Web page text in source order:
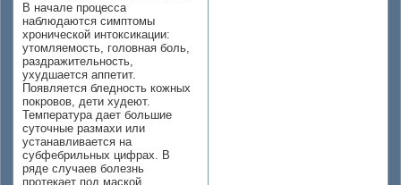
В начале процесса
наблюдаются симптомы
хронической интоксикации:
утомляемость, головная боль,
раздражительность,
ухудшается аппетит.
Появляется бледность кожных
покровов, дети худеют.
Температура дает большие
суточные размахи или
устанавливается на
субфебрильных цифрах. В
ряде случаев болезнь
протекает под маской